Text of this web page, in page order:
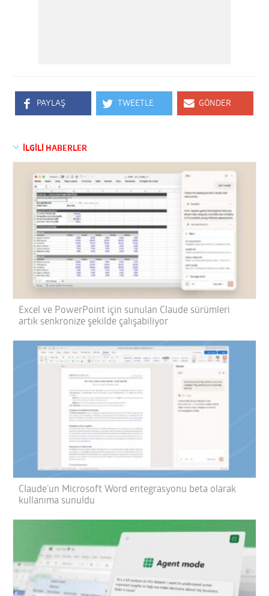
PAYLAŞ TWEETLE GÖNDER
İLGİLİ HABERLER
Excel ve PowerPoint için sunulan Claude sürümleri
artık senkronize şekilde çalışabiliyor
Claude’un Microsoft Word entegrasyonu beta olarak
kullanıma sunuldu